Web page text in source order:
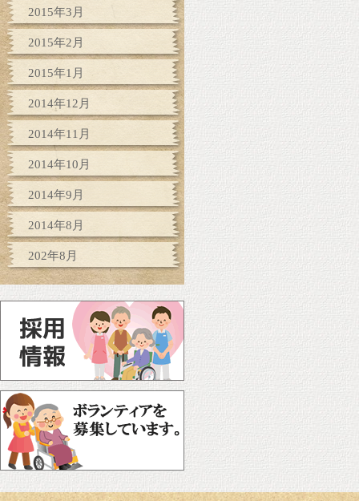
2015年3月
2015年2月
2015年1月
2014年12月
2014年11月
2014年10月
2014年9月
2014年8月
202年8月